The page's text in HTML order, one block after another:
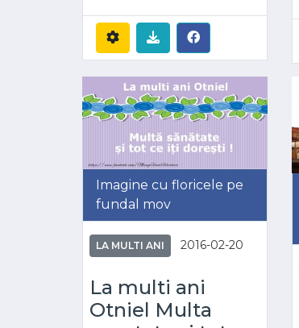
Imagine cu floricele pe
fundal mov
LA MULTI ANI 2016-02-20
La multi ani
Otniel Multa